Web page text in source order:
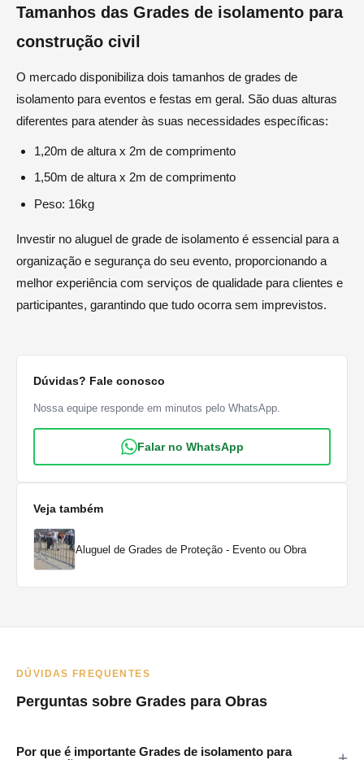
Tamanhos das Grades de isolamento para
construção civil
O mercado disponibiliza dois tamanhos de grades de
isolamento para eventos e festas em geral. São duas alturas
diferentes para atender às suas necessidades específicas:
1,20m de altura x 2m de comprimento
1,50m de altura x 2m de comprimento
Peso: 16kg
Investir no aluguel de grade de isolamento é essencial para a
organização e segurança do seu evento, proporcionando a
melhor experiência com serviços de qualidade para clientes e
participantes, garantindo que tudo ocorra sem imprevistos.
Dúvidas? Fale conosco
Nossa equipe responde em minutos pelo WhatsApp.
Falar no WhatsApp
Veja também
Aluguel de Grades de Proteção - Evento ou Obra
DÚVIDAS FREQUENTES
Perguntas sobre Grades para Obras
Por que é importante Grades de isolamento para